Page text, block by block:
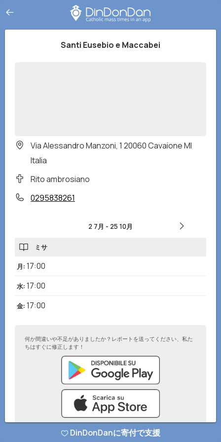
Santi Eusebio e Maccabei
Via Alessandro Manzoni, 1 20060 Cavaione MI
Italia
Rito ambrosiano
0295838261
2 7月 - 25 10月
ミサ
月: 17:00
水: 17:00
金: 17:00
何か間違いや不足がありましたか？レポートを送ってください、私た
ちはすぐに修正します！
DinDonDanに寄付で支援